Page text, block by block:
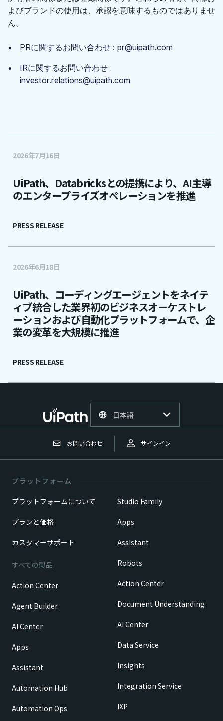
よびブランドの使用は、承認を意味するものではありませ
ん。
PRに関するお問い合わせ : pr@uipath.com
IRに関するお問い合わせ :
investor.relations@uipath.com
2026年7月16日
UiPath、Databricksとの提携により、AI主導
のエンタープライズオペレーションを推進
PRESS RELEASE
2026年6月18日
UiPath、コーディングエージェントをネイテ
ィブ統合した業界初のビジネスオーケストレ
ーションおよび自動化プラットフォームで、企
業の変革を大規模に推進
PRESS RELEASE
お問い合わせ サインイン
日本語
プラットフォーム
プラットフォームについて
プランと価格
カスタマーサポート
すべての製品
Action Center
Agent Builder
AI Center
Apps
Assistant
Automation Hub
Automation Ops
Studio Family
Apps
Assistant
Robots
Action Center
Document Understanding
AI Center
Data Service
Insights
Integration Service
IXP